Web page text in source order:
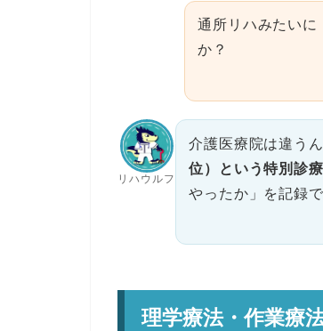
通所リハみたいに
か？
リハウルフ
介護医療院は違う
位）という特別診
やったか」を記録
理学療法・作業療